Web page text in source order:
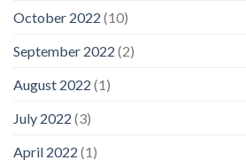
October 2022 (10)
September 2022 (2)
August 2022 (1)
July 2022 (3)
April 2022 (1)